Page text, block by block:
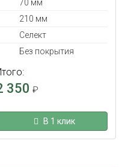
70 мм
210 мм
Селект
Без покрытия
350 ₽
В 1 клик